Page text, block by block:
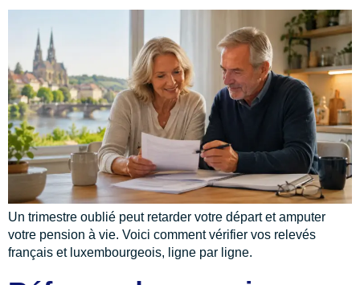
Un trimestre oublié peut retarder votre départ et amputer
votre pension à vie. Voici comment vérifier vos relevés
français et luxembourgeois, ligne par ligne.